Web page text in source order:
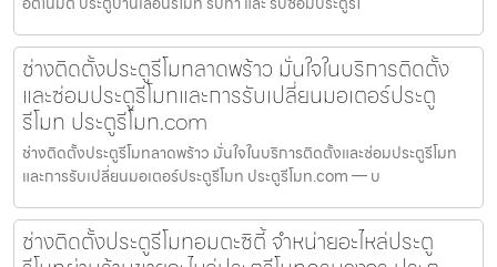
ช่างติดตั้งประตูรีโมทลาดพร้าว มั่นใจในบริการติดตั้ง
และซ่อมประตูรีโมทและการรับเปลี่ยนมอเตอร์ประตู
รีโมท ประตูรีโมท.com
ช่างติดตั้งประตูรีโมทลาดพร้าว มั่นใจในบริการติดตั้งและซ่อมประตูรีโมท
และการรับเปลี่ยนมอเตอร์ประตูรีโมท ประตูรีโมท.com — บ
ช่างติดตั้งประตูรีโมทอมตะซิตี้ จำหน่ายอะไหล่ประตู